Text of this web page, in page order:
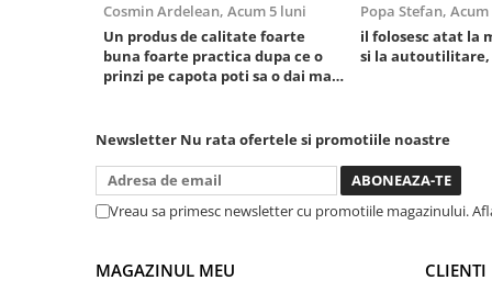
Masini de gaurit si taiat
Pistoale de vopsit
Pistoale Pneumatice
Scule pentru nituit si capsat
Slefuitoare Pneumatice
Scule speciale
Cosmin Ardelean, Acum 5 luni
Un produs de calitate foarte
buna foarte practica dupa ce o
prinzi pe capota poti sa o dai mai
baterie care tine destul de mult
dar daca o bagi la priza nu mai ai
treaba toata ziua ,ce...
Popa Stefan, Acum
il folosesc atat la
si la autoutilitare,
Newsletter Nu rata ofertele si promotiile noastre
Vreau sa primesc newsletter cu promotiile magazinului.
MAGAZINUL MEU CLIENTI